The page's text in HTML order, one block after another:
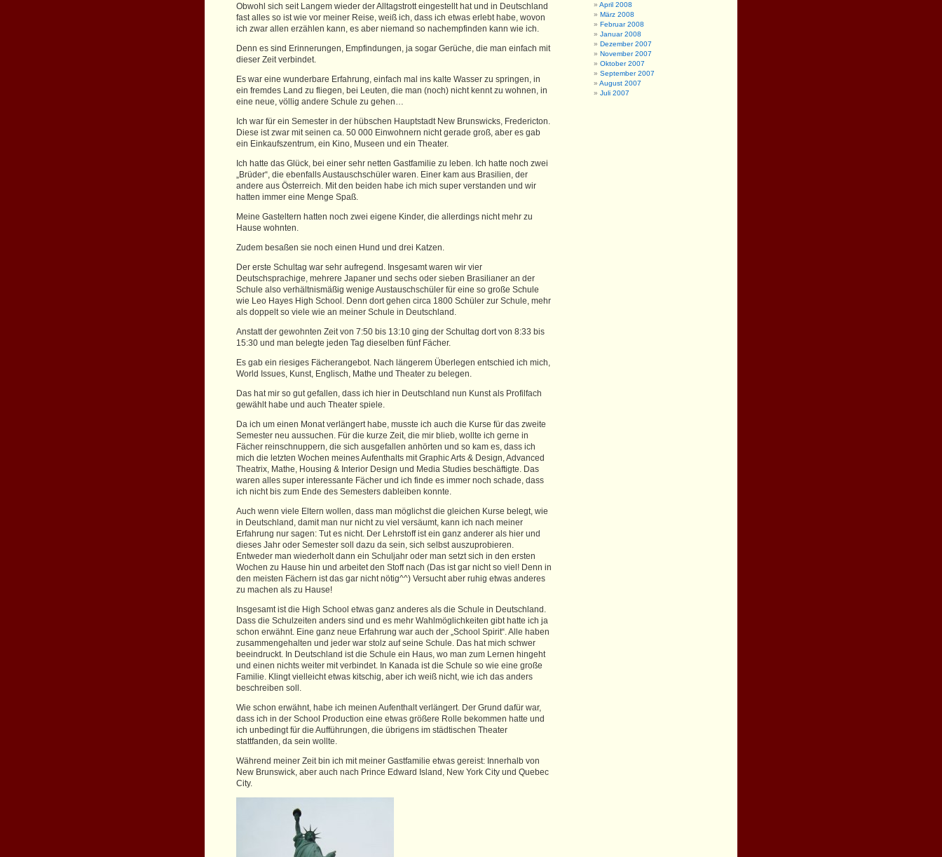
Obwohl sich seit Langem wieder der Alltagstrott eingestellt hat und in Deutschland
fast alles so ist wie vor meiner Reise, weiß ich, dass ich etwas erlebt habe, wovon
ich zwar allen erzählen kann, es aber niemand so nachempfinden kann wie ich.
Denn es sind Erinnerungen, Empfindungen, ja sogar Gerüche, die man einfach mit
dieser Zeit verbindet.
Es war eine wunderbare Erfahrung, einfach mal ins kalte Wasser zu springen, in
ein fremdes Land zu fliegen, bei Leuten, die man (noch) nicht kennt zu wohnen, in
eine neue, völlig andere Schule zu gehen…
Ich war für ein Semester in der hübschen Hauptstadt New Brunswicks, Fredericton.
Diese ist zwar mit seinen ca. 50 000 Einwohnern nicht gerade groß, aber es gab
ein Einkaufszentrum, ein Kino, Museen und ein Theater.
Ich hatte das Glück, bei einer sehr netten Gastfamilie zu leben. Ich hatte noch zwei
„Brüder“, die ebenfalls Austauschschüler waren. Einer kam aus Brasilien, der
andere aus Österreich. Mit den beiden habe ich mich super verstanden und wir
hatten immer eine Menge Spaß.
Meine Gasteltern hatten noch zwei eigene Kinder, die allerdings nicht mehr zu
Hause wohnten.
Zudem besaßen sie noch einen Hund und drei Katzen.
Der erste Schultag war sehr aufregend. Insgesamt waren wir vier
Deutschsprachige, mehrere Japaner und sechs oder sieben Brasilianer an der
Schule also verhältnismäßig wenige Austauschschüler für eine so große Schule
wie Leo Hayes High School. Denn dort gehen circa 1800 Schüler zur Schule, mehr
als doppelt so viele wie an meiner Schule in Deutschland.
Anstatt der gewohnten Zeit von 7:50 bis 13:10 ging der Schultag dort von 8:33 bis
15:30 und man belegte jeden Tag dieselben fünf Fächer.
Es gab ein riesiges Fächerangebot. Nach längerem Überlegen entschied ich mich,
World Issues, Kunst, Englisch, Mathe und Theater zu belegen.
Das hat mir so gut gefallen, dass ich hier in Deutschland nun Kunst als Profilfach
gewählt habe und auch Theater spiele.
Da ich um einen Monat verlängert habe, musste ich auch die Kurse für das zweite
Semester neu aussuchen. Für die kurze Zeit, die mir blieb, wollte ich gerne in
Fächer reinschnuppern, die sich ausgefallen anhörten und so kam es, dass ich
mich die letzten Wochen meines Aufenthalts mit Graphic Arts & Design, Advanced
Theatrix, Mathe, Housing & Interior Design und Media Studies beschäftigte. Das
waren alles super interessante Fächer und ich finde es immer noch schade, dass
ich nicht bis zum Ende des Semesters dableiben konnte.
Auch wenn viele Eltern wollen, dass man möglichst die gleichen Kurse belegt, wie
in Deutschland, damit man nur nicht zu viel versäumt, kann ich nach meiner
Erfahrung nur sagen: Tut es nicht. Der Lehrstoff ist ein ganz anderer als hier und
dieses Jahr oder Semester soll dazu da sein, sich selbst auszuprobieren.
Entweder man wiederholt dann ein Schuljahr oder man setzt sich in den ersten
Wochen zu Hause hin und arbeitet den Stoff nach (Das ist gar nicht so viel! Denn in
den meisten Fächern ist das gar nicht nötig^^) Versucht aber ruhig etwas anderes
zu machen als zu Hause!
Insgesamt ist die High School etwas ganz anderes als die Schule in Deutschland.
Dass die Schulzeiten anders sind und es mehr Wahlmöglichkeiten gibt hatte ich ja
schon erwähnt. Eine ganz neue Erfahrung war auch der „School Spirit“. Alle haben
zusammengehalten und jeder war stolz auf seine Schule. Das hat mich schwer
beeindruckt. In Deutschland ist die Schule ein Haus, wo man zum Lernen hingeht
und einen nichts weiter mit verbindet. In Kanada ist die Schule so wie eine große
Familie. Klingt vielleicht etwas kitschig, aber ich weiß nicht, wie ich das anders
beschreiben soll.
Wie schon erwähnt, habe ich meinen Aufenthalt verlängert. Der Grund dafür war,
dass ich in der School Production eine etwas größere Rolle bekommen hatte und
ich unbedingt für die Aufführungen, die übrigens im städtischen Theater
stattfanden, da sein wollte.
Während meiner Zeit bin ich mit meiner Gastfamilie etwas gereist: Innerhalb von
New Brunswick, aber auch nach Prince Edward Island, New York City und Quebec
City.
April 2008
März 2008
Februar 2008
Januar 2008
Dezember 2007
November 2007
Oktober 2007
September 2007
August 2007
Juli 2007